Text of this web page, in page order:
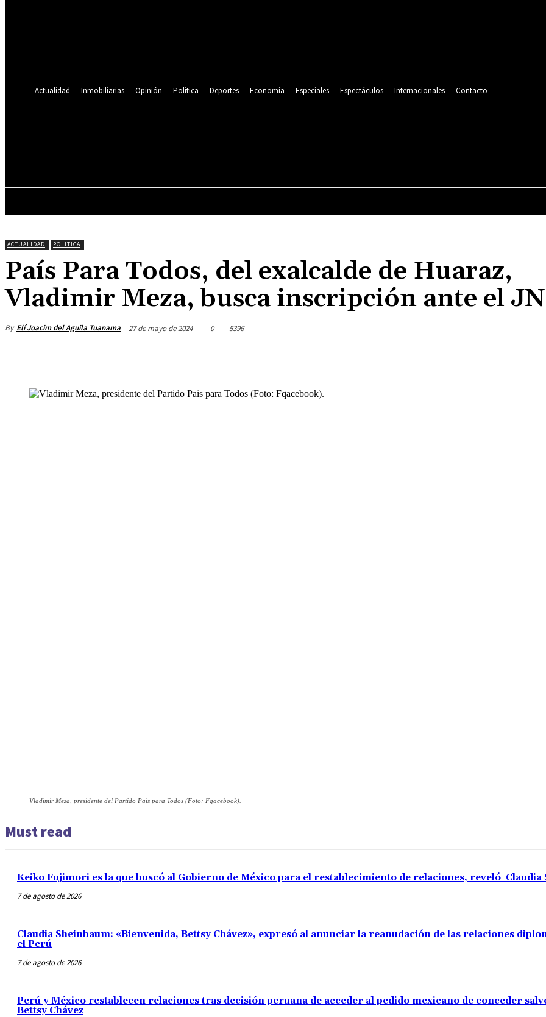
Actualidad
Inmobiliarias Opinión Politica Deportes Economía Especiales Espectáculos Internacionales Contacto
ACTUALIDAD POLITICA
País Para Todos, del exalcalde de Huaraz,
Vladimir Meza, busca inscripción ante el
By Elí Joacim del Aguila Tuanama 27 de mayo de 2024 0 5396
Vladimir Meza, presidente del Partido Pais para Todos (Foto: Fqacebook).
Must read
Keiko Fujimori es la que buscó al Gobierno de México para el restablecimiento de relaciones, reveló Claudia
7 de agosto de 2026
Claudia Sheinbaum: «Bienvenida, Bettsy Chávez», expresó al anunciar la reanudación de las relaciones
el Perú
7 de agosto de 2026
Perú y México restablecen relaciones tras decisión peruana de acceder al pedido mexicano de conceder
Bettsy Chávez